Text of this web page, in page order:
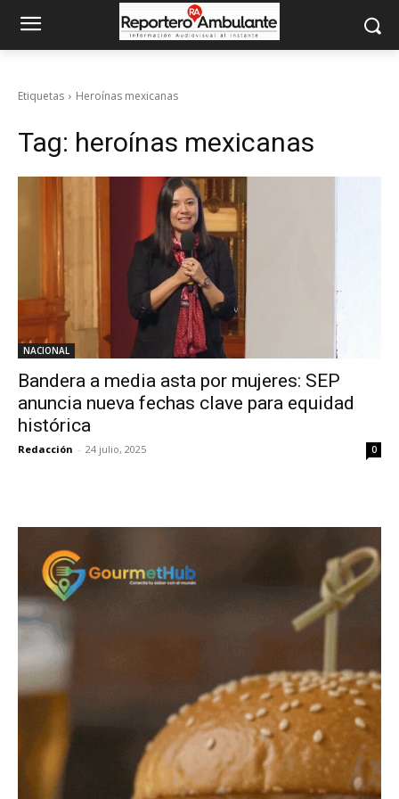
Etiquetas Heroínas mexicanas
Tag: heroínas mexicanas
NACIONAL
Bandera a media asta por mujeres: SEP
anuncia nueva fechas clave para equidad
histórica
Redacción - 24 julio, 2025 0